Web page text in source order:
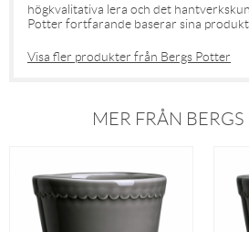
högkvalitativa lera och det
Potter fortfarande baserar sina
Visa fler produkter från Bergs Potter
MER FRÅN BERGS